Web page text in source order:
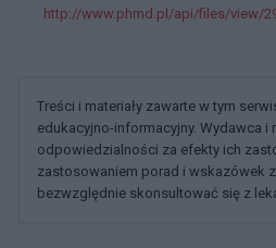
http://www.phmd.pl/api/files/view/
Treści i materiały zawarte w tym
edukacyjno-informacyjny. Wydawca i
odpowiedzialności za efekty ich
zastosowaniem porad i wskazówek
bezwzględnie skonsultować się z